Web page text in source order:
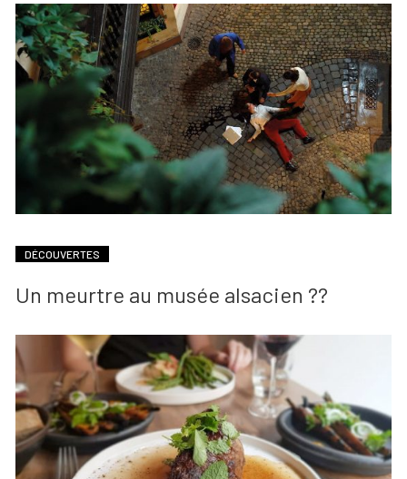
DÉCOUVERTES
Un meurtre au musée alsacien ??